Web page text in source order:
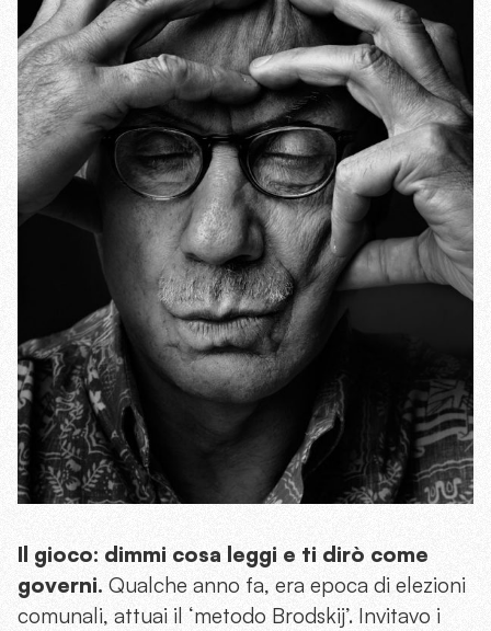
Il gioco: dimmi cosa leggi e ti dirò come
governi. Qualche anno fa, era epoca di elezioni
comunali, attuai il ‘metodo Brodskij’. Invitavo i